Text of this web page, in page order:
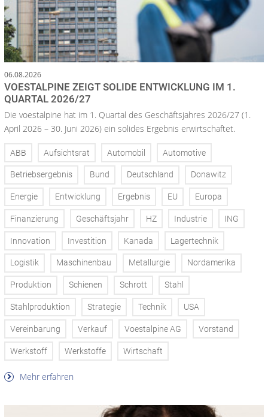
06.08.2026
VOESTALPINE ZEIGT SOLIDE ENTWICKLUNG IM 1.
QUARTAL 2026/27
Die voestalpine hat im 1. Quartal des Geschäftsjahres 2026/27 (1.
April 2026 – 30. Juni 2026) ein solides Ergebnis erwirtschaftet.
ABB Aufsichtsrat Automobil Automotive
Betriebsergebnis Bund Deutschland Donawitz
Energie Entwicklung Ergebnis EU Europa
Finanzierung Geschäftsjahr HZ Industrie ING
Innovation Investition Kanada Lagertechnik
Logistik Maschinenbau Metallurgie Nordamerika
Produktion Schienen Schrott Stahl
Stahlproduktion Strategie Technik USA
Vereinbarung Verkauf Voestalpine AG Vorstand
Werkstoff Werkstoffe Wirtschaft
Mehr erfahren